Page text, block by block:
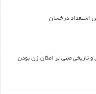
استعداد درخشان
تاریخی مبنی بر امکان زن بودن